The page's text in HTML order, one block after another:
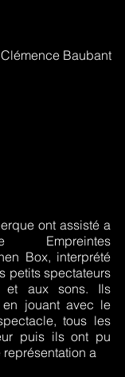
Clémence Baubant
ont assisté a
Box, interprété
petits spectateurs
et aux sons. Ils
jouant avec le
tous les
puis ils ont pu
a